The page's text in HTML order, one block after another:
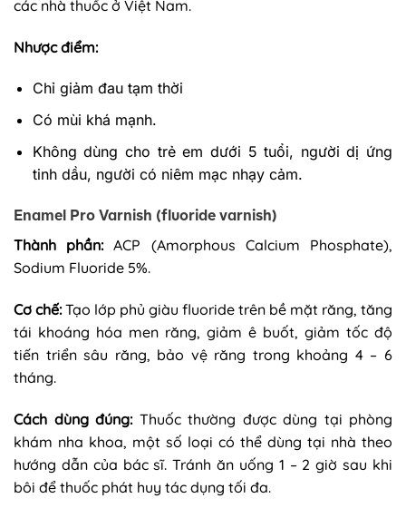
các nhà thuốc ở Việt Nam.
Nhược điểm:
Chỉ giảm đau tạm thời
Có mùi khá mạnh.
Không dùng cho trẻ em dưới 5 tuổi, người dị ứng
tinh dầu, người có niêm mạc nhạy cảm.
Enamel Pro Varnish (fluoride varnish)
Thành phần:ACP (Amorphous Calcium Phosphate),
Sodium Fluoride 5%.
Cơ chế:Tạo lớp phủ giàu fluoride trên bề mặt răng, tăng
tái khoáng hóa men răng, giảm ê buốt, giảm tốc độ
tiến triển sâu răng, bảo vệ răng trong khoảng 4 – 6
tháng.
Cách dùng đúng: Thuốc thường được dùng tại phòng
khám nha khoa, một số loại có thể dùng tại nhà theo
hướng dẫn của bác sĩ. Tránh ăn uống 1 – 2 giờ sau khi
bôi để thuốc phát huy tác dụng tối đa.